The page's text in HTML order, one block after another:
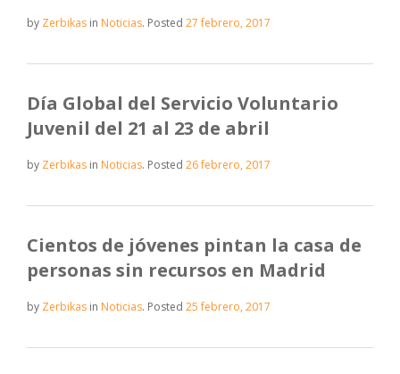
by Zerbikas in Noticias. Posted 27 febrero, 2017
Día Global del Servicio Voluntario
Juvenil del 21 al 23 de abril
by Zerbikas in Noticias. Posted 26 febrero, 2017
Cientos de jóvenes pintan la casa de
personas sin recursos en Madrid
by Zerbikas in Noticias. Posted 25 febrero, 2017